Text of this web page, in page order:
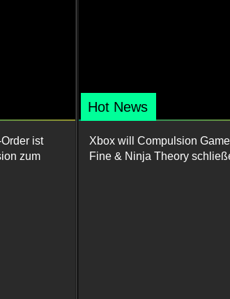
ist
zum
Hot News
Xbox will Compulsion
Fine & Ninja Theory